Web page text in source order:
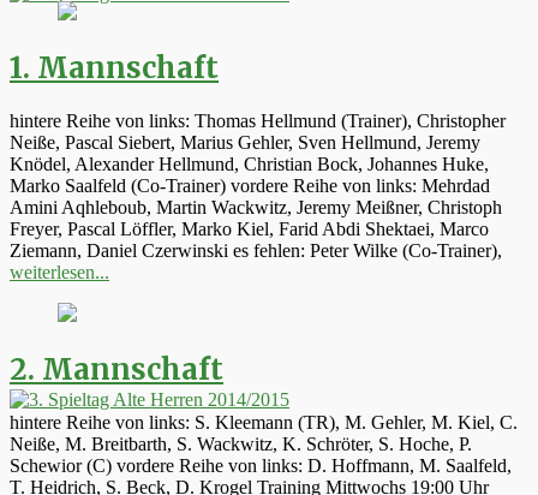
1. Mannschaft
hintere Reihe von links: Thomas Hellmund (Trainer), Christopher
Neiße, Pascal Siebert, Marius Gehler, Sven Hellmund, Jeremy
Knödel, Alexander Hellmund, Christian Bock, Johannes Huke,
Marko Saalfeld (Co-Trainer) vordere Reihe von links: Mehrdad
Amini Aqhleboub, Martin Wackwitz, Jeremy Meißner, Christoph
Freyer, Pascal Löffler, Marko Kiel, Farid Abdi Shektaei, Marco
Ziemann, Daniel Czerwinski es fehlen: Peter Wilke (Co-Trainer),
weiterlesen...
2. Mannschaft
hintere Reihe von links: S. Kleemann (TR), M. Gehler, M. Kiel, C.
Neiße, M. Breitbarth, S. Wackwitz, K. Schröter, S. Hoche, P.
Schewior (C) vordere Reihe von links: D. Hoffmann, M. Saalfeld,
T. Heidrich, S. Beck, D. Krogel Training Mittwochs 19:00 Uhr